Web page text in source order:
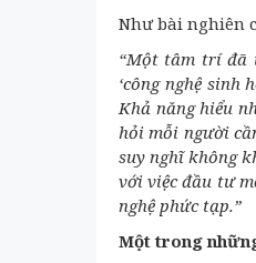
Như bài nghiên
“Một tâm trí đã
‘công nghệ sinh
Khả năng hiểu
hỏi mỗi người
suy nghĩ không
với việc đầu tư
nghệ phức tạp.”
Một trong